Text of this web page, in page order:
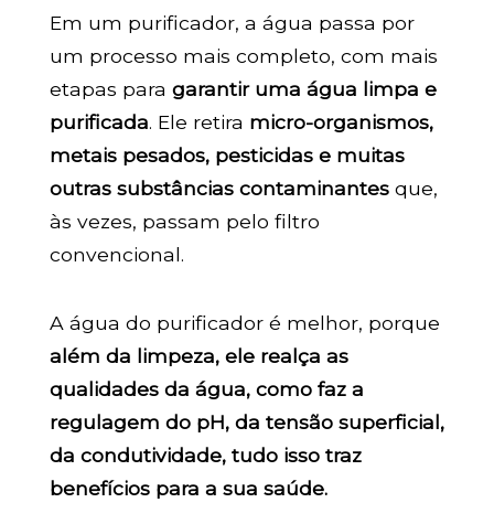
Em um purificador, a água passa por
um processo mais completo, com mais
etapas para garantir uma água limpa e
purificada. Ele retira micro-organismos,
metais pesados, pesticidas e muitas
outras substâncias contaminantesque,
às vezes, passam pelo filtro
convencional.
A água do purificador é melhor, porque
além da limpeza, ele realça as
qualidades da água, como faz a
regulagem do pH, da tensão superficial,
da condutividade, tudo isso traz
benefícios para a sua saúde.